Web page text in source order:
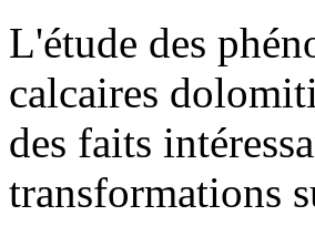
L'étude des
calcaires
des faits
transformations